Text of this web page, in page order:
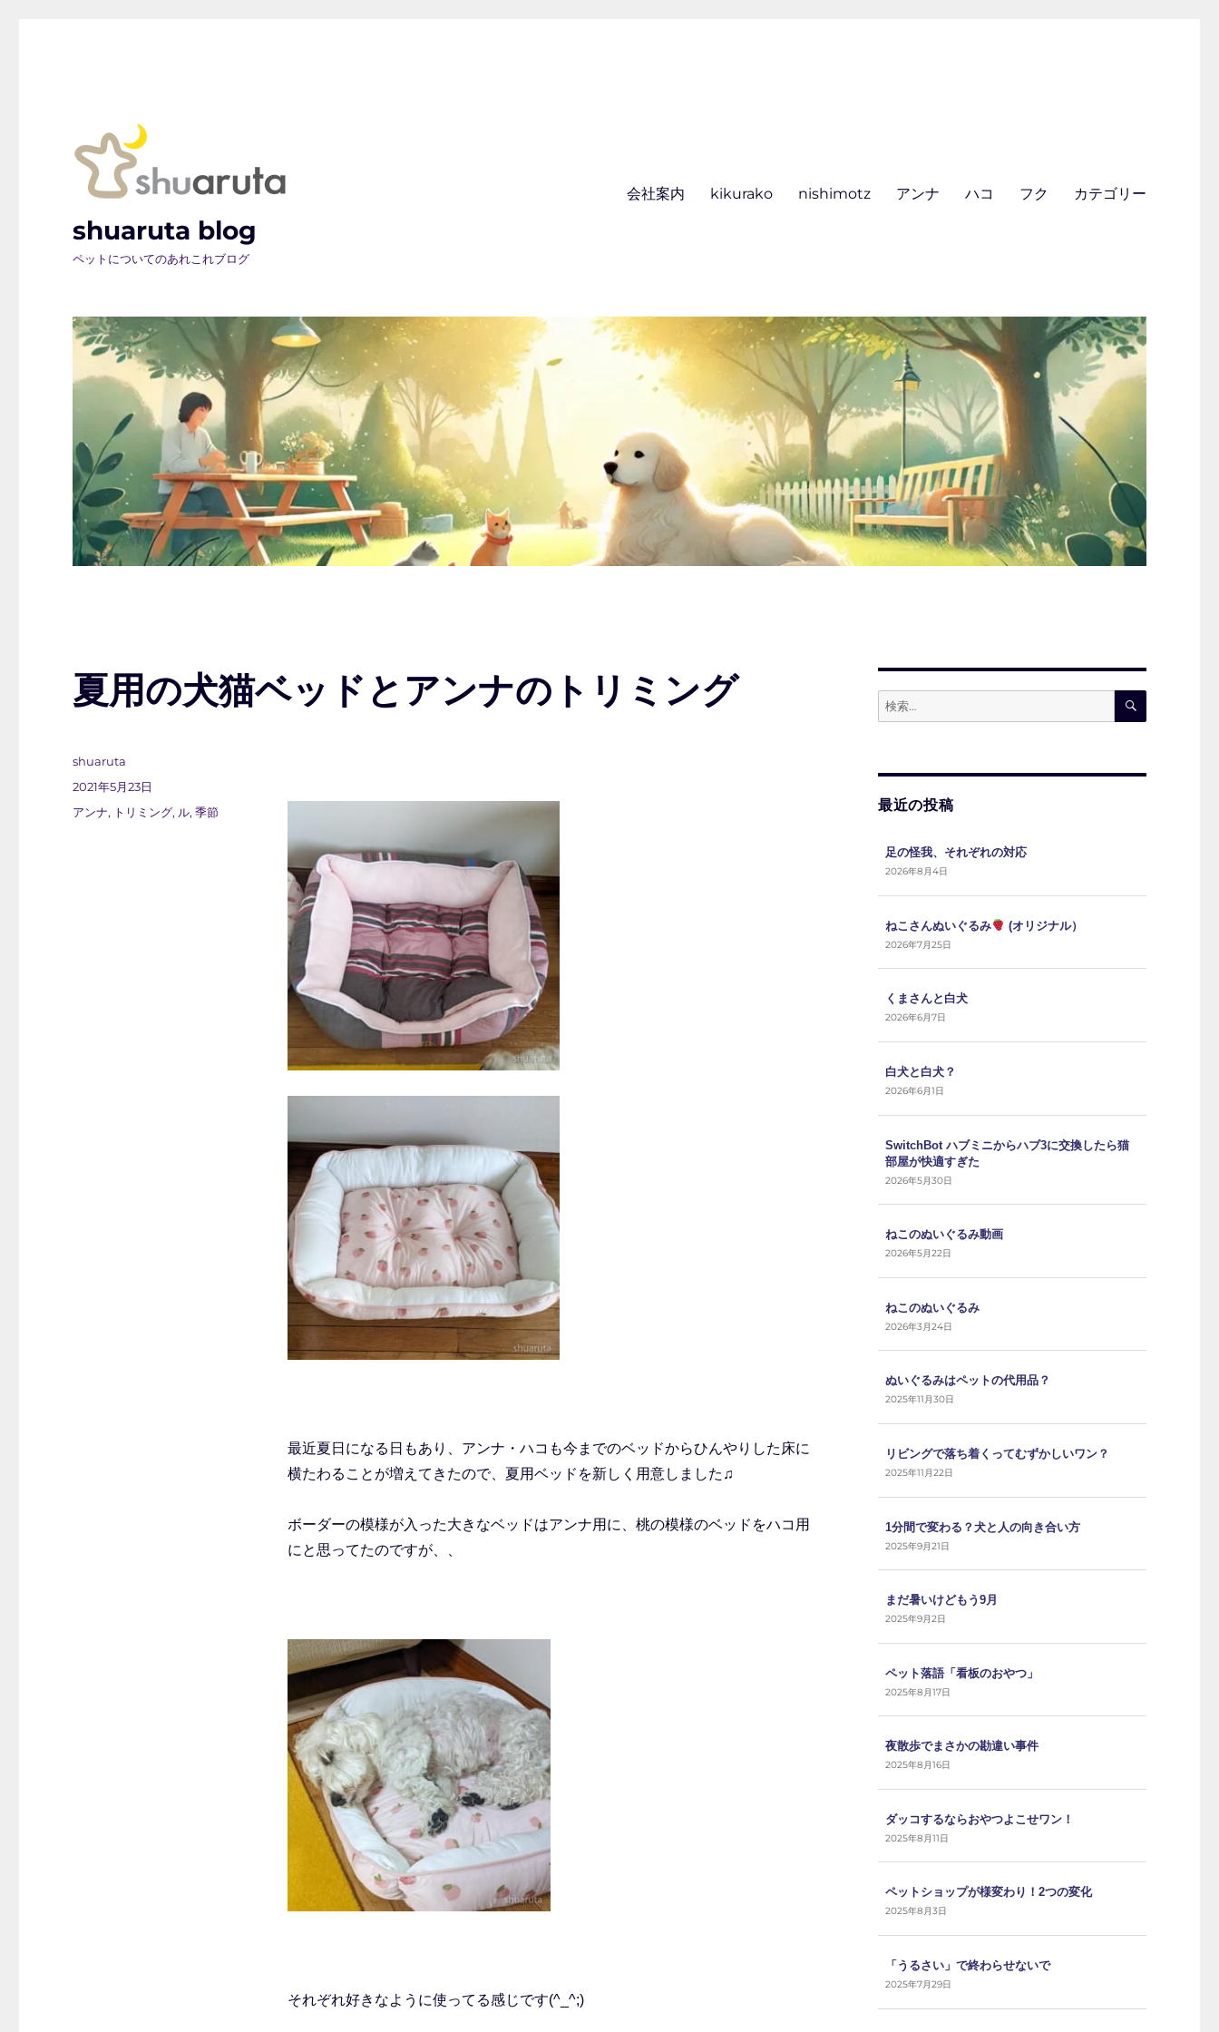
shuaruta blog
ペットについてのあれこれブログ
会社案内 kikurako nishimotz アンナ ハコ フク カテゴリー
夏用の犬猫ベッドとアンナのトリミング
最近夏日になる日もあり、アンナ・ハコも今までのベッドからひんやりした床に
横たわることが増えてきたので、夏用ベッドを新しく用意しました♫
ボーダーの模様が入った大きなベッドはアンナ用に、桃の模様のベッドをハコ用
にと思ってたのですが、、
それぞれ好きなように使ってる感じです(^_^;)
投
稿
shuaruta
投
2021年5月23日
カ
アンナ, トリミング, ル,季節
検
索:
検
最近の投稿
足の怪我、それぞれの対応
2026年8月4日
ねこさんぬいぐるみ (オリジナル）
2026年7月25日
くまさんと白犬
2026年6月7日
白犬と白犬？
2026年6月1日
SwitchBot ハブミニからハブ3に交換したら猫
部屋が快適すぎた
2026年5月30日
ねこのぬいぐるみ動画
2026年5月22日
ねこのぬいぐるみ
2026年3月24日
ぬいぐるみはペットの代用品？
2025年11月30日
リビングで落ち着くってむずかしいワン？
2025年11月22日
1分間で変わる？犬と人の向き合い方
2025年9月21日
まだ暑いけどもう9月
2025年9月2日
ペット落語「看板のおやつ」
2025年8月17日
夜散歩でまさかの勘違い事件
2025年8月16日
ダッコするならおやつよこせワン！
2025年8月11日
ペットショップが様変わり！2つの変化
2025年8月3日
「うるさい」で終わらせないで
2025年7月29日